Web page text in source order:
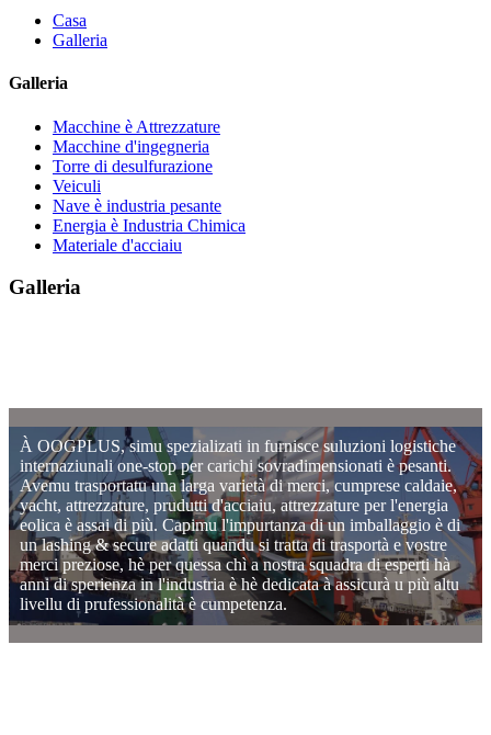
Casa
Galleria
Galleria
Macchine è Attrezzature
Macchine d'ingegneria
Torre di desulfurazione
Veiculi
Nave è industria pesante
Energia è Industria Chimica
Materiale d'acciaiu
Galleria
À OOGPLUS, simu spezializati in furnisce suluzioni logistiche
internaziunali one-stop per carichi sovradimensionati è pesanti.
Avemu trasportatu una larga varietà di merci, cumprese caldaie,
yacht, attrezzature, prudutti d'acciaiu, attrezzature per l'energia
eolica è assai di più. Capimu l'impurtanza di un imballaggio è di
un lashing & secure adatti quandu si tratta di trasportà e vostre
merci preziose, hè per quessa chì a nostra squadra di esperti hà
anni di sperienza in l'industria è hè dedicata à assicurà u più altu
livellu di prufessionalità è cumpetenza.